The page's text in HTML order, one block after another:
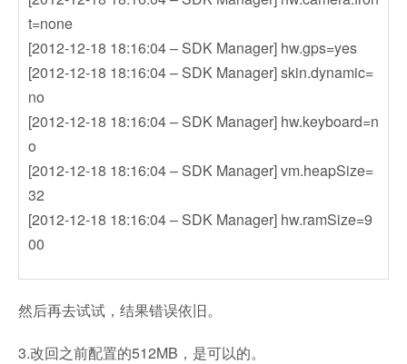
t=none
[2012-12-18 18:16:04 – SDK Manager] hw.gps=yes
[2012-12-18 18:16:04 – SDK Manager] skin.dynamic=
no
[2012-12-18 18:16:04 – SDK Manager] hw.keyboard=n
o
[2012-12-18 18:16:04 – SDK Manager] vm.heapSize=
32
[2012-12-18 18:16:04 – SDK Manager] hw.ramSize=9
00
然后再去试试，结果错误依旧。
3.改回之前配置的512MB，是可以的。